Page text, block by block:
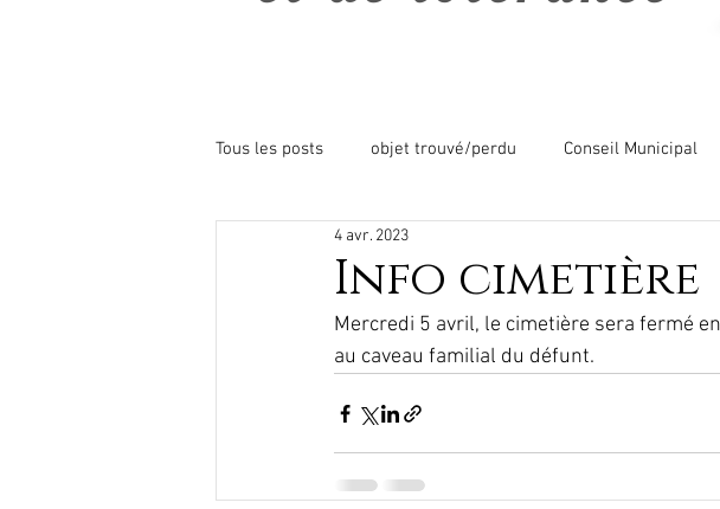
Tous les posts objet trouvé/perdu Conseil Municipal
consultation info mairie
Info cimetière
4 avr. 2023
Mercredi 5 avril, le cimetière sera fermé
au caveau familial du défunt.